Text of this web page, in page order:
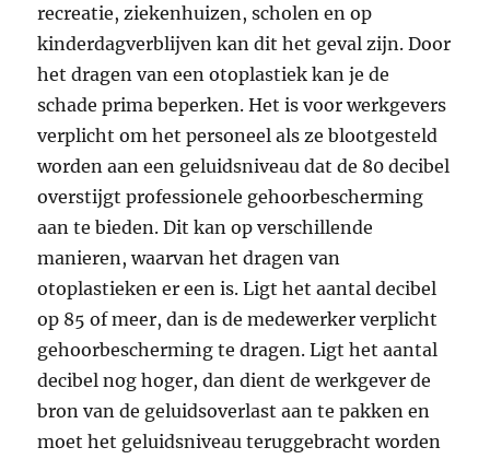
recreatie, ziekenhuizen, scholen en op
kinderdagverblijven kan dit het geval zijn. Door
het dragen van een otoplastiek kan je de
schade prima beperken. Het is voor werkgevers
verplicht om het personeel als ze blootgesteld
worden aan een geluidsniveau dat de 80 decibel
overstijgt professionele gehoorbescherming
aan te bieden. Dit kan op verschillende
manieren, waarvan het dragen van
otoplastieken er een is. Ligt het aantal decibel
op 85 of meer, dan is de medewerker verplicht
gehoorbescherming te dragen. Ligt het aantal
decibel nog hoger, dan dient de werkgever de
bron van de geluidsoverlast aan te pakken en
moet het geluidsniveau teruggebracht worden